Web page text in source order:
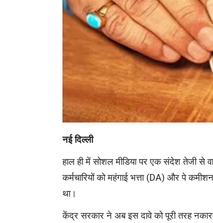
नई दिल्ली
हाल ही में सोशल मीडिया पर एक संदेश तेजी से
कर्मचारियों को महंगाई भत्ता (DA) और पे
था।
केंद्र सरकार ने अब इस दावे को पूरी तरह